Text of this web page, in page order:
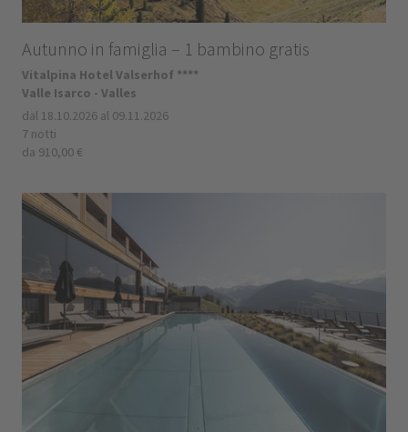
Autunno in famiglia – 1 bambino gratis
Vitalpina Hotel Valserhof ****
Valle Isarco - Valles
dal 18.10.2026 al 09.11.2026
7 notti
da 910,00 €